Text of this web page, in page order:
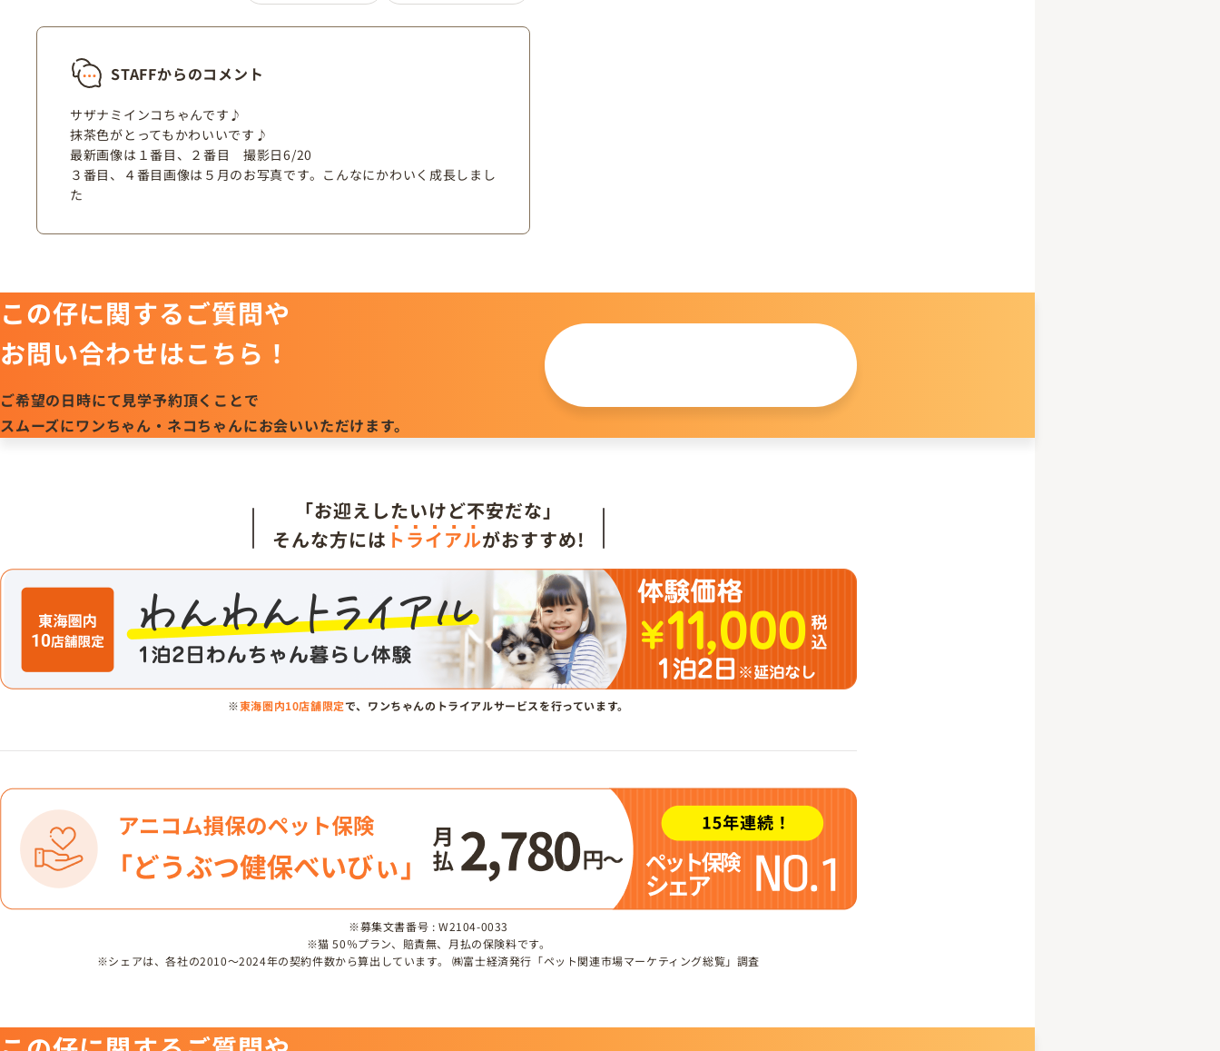
STAFFからのコメント
サザナミインコちゃんです♪
抹茶色がとってもかわいいです♪
最新画像は１番目、２番目 撮影日6/20
３番目、４番目画像は５月のお写真です。こんなにかわいく成長しまし
た
この仔に関するご質問や
お問い合わせはこちら！
ご希望の日時にて見学予約頂くことで
スムーズにワンちゃん・ネコちゃんにお会いいただけます。
「お迎えしたいけど不安だな」
そんな方には トライアルがおすすめ!
※東海圏内10店舗限定で、ワンちゃんのトライアルサービスを行っています。
※募集文書番号 : W2104-0033
※猫 50％プラン、賠責無、月払の保険料です。
※シェアは、各社の2010～2024年の契約件数から算出しています。 ㈱富士経済発行「ペット関連市場マーケティング総覧」調査